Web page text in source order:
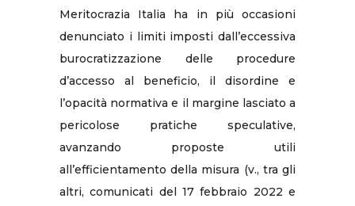
Meritocrazia Italia ha in più occasioni
denunciato i limiti imposti dall’eccessiva
burocratizzazione delle procedure
d’accesso al beneficio, il disordine e
l’opacità normativa e il margine lasciato a
pericolose pratiche speculative,
avanzando proposte utili
all’efficientamento della misura (v., tra gli
altri, comunicati del 17 febbraio 2022 e